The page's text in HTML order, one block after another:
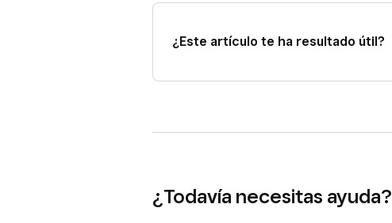
¿Este artículo te ha resultado útil?
¿Todavía necesitas ayuda?